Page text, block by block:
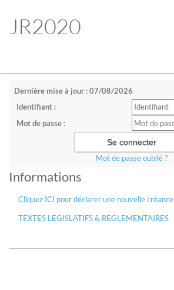
JR2020
Dernière mise à jour : 07/08/2026
Identifiant :
Mot de passe :
Mot de passe oublié ?
Informations
Cliquez ICI pour déclarer une nouvelle créance
TEXTES LEGISLATIFS & REGLEMENTAIRES